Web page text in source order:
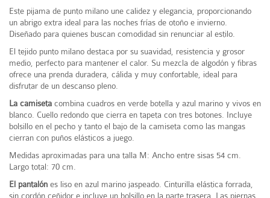
Este pijama de punto milano une calidez y elegancia, proporcionando
un abrigo extra ideal para las noches frías de otoño e invierno.
Diseñado para quienes buscan comodidad sin renunciar al estilo.
El tejido punto milano destaca por su suavidad, resistencia y grosor
medio, perfecto para mantener el calor. Su mezcla de algodón y fibras
ofrece una prenda duradera, cálida y muy confortable, ideal para
disfrutar de un descanso pleno.
La camiseta combina cuadros en verde botella y azul marino y vivos en
blanco. Cuello redondo que cierra en tapeta con tres botones. Incluye
bolsillo en el pecho y tanto el bajo de la camiseta como las mangas
cierran con puños elásticos a juego.
Medidas aproximadas para una talla M: Ancho entre sisas 54 cm.
Largo total: 70 cm.
El pantalón es liso en azul marino jaspeado. Cinturilla elástica forrada,
sin cordón ceñidor e incluye un bolsillo en la parte trasera. Las piernas